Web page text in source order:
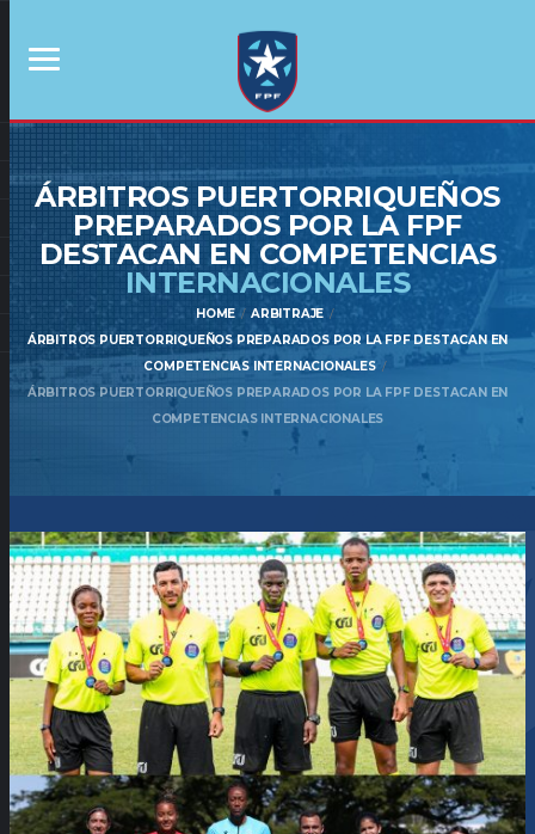
ÁRBITROS PUERTORRIQUEÑOS
PREPARADOS POR LA FPF
DESTACAN EN COMPETENCIAS
INTERNACIONALES
HOME
ARBITRAJE
ÁRBITROS PUERTORRIQUEÑOS PREPARADOS POR LA FPF DESTACAN EN
COMPETENCIAS INTERNACIONALES
ÁRBITROS PUERTORRIQUEÑOS PREPARADOS POR LA FPF DESTACAN EN
COMPETENCIAS INTERNACIONALES